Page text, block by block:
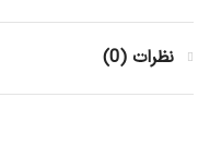
نظرات (0)